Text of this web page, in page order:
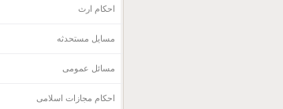
احکام ارث
مسایل مستحدثه
مسائل عمومی
احکام مجازات اسلامی